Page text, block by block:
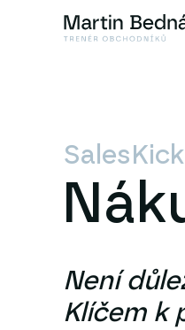
Není
Klíčem k